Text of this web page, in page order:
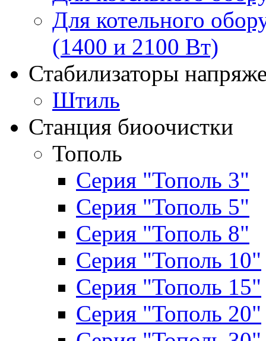
Для котельного
(1400 и 2100 Вт)
Стабилизаторы
Штиль
Станция биоочистки
Тополь
Серия "Тополь 3"
Серия "Тополь 5"
Серия "Тополь 8"
Серия "Тополь 10"
Серия "Тополь 15"
Серия "Тополь 20"